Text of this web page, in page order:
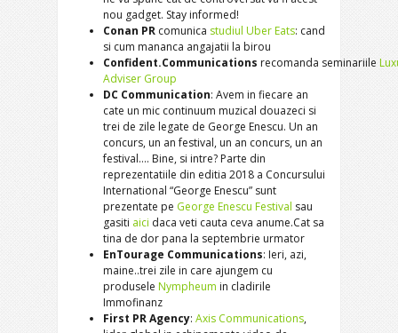
nou gadget. Stay informed!
Conan PR comunica studiul Uber Eats: cand
si cum mananca angajatii la birou
Confident.Communications recomanda seminariile
Adviser Group
DC Communication: Avem in fiecare an
cate un mic continuum muzical douazeci si
trei de zile legate de George Enescu. Un an
concurs, un an festival, un an concurs, un an
festival…. Bine, si intre? Parte din
reprezentatiile din editia 2018 a Concursului
International “George Enescu” sunt
prezentate pe George Enescu Festival sau
gasiti aici daca veti cauta ceva anume.Cat sa
tina de dor pana la septembrie urmator
EnTourage Communications: Ieri, azi,
maine..trei zile in care ajungem cu
produsele Nympheum in cladirile
Immofinanz
First PR Agency: Axis Communications,